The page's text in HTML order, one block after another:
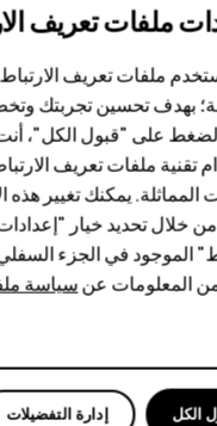
ملفات تعريف
ملفات تعريف
بهدف تحسين تجربتك
على "قبول الكل"،
تقنية ملفات تعريف
المماثلة. يمكنك تغيير
خلال تحديد خيار
الموجود في الجزء
المعلومات عنسياسة
إدارة التفضيلات الكل